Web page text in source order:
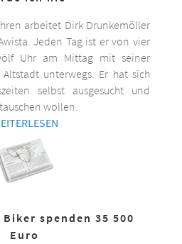
arbeitet Dirk Drunkemöller
Jeden Tag ist er von vier
Uhr am Mittag mit seiner
unterwegs. Er hat sich
selbst ausgesucht und
wollen.
spenden 35 500
Euro